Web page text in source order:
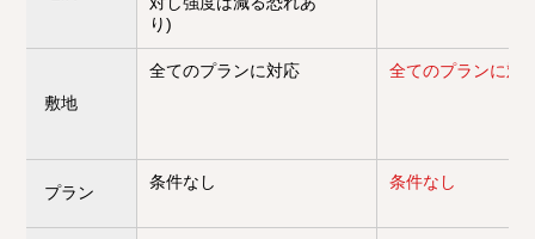
り)
敷地
全てのプランに対応 全てのプランに対
プラン
条件なし 条件なし